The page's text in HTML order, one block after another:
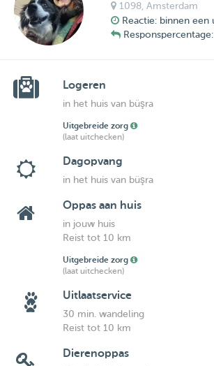
1098,Amsterdam
Reactie: binnen een
Responspercentage:
Logeren
in het huis van büşra
Uitgebreide zorg
(laat uitchecken)
Dagopvang
in het huis van büşra
Oppas aan huis
in jouw huis
Reist tot 10 km
Uitgebreide zorg
(laat uitchecken)
Uitlaatservice
30 min. wandeling
Reist tot 10 km
Dierenoppas